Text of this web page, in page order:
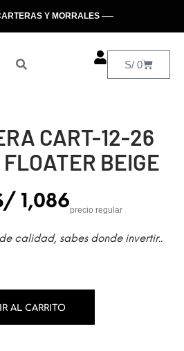
Y MORRALES —— HECHO EN PERÚ
S/ 0
CART-12-26
FLOATER BEIGE
1,086precio regular
calidad, sabes donde invertir..
AL CARRITO